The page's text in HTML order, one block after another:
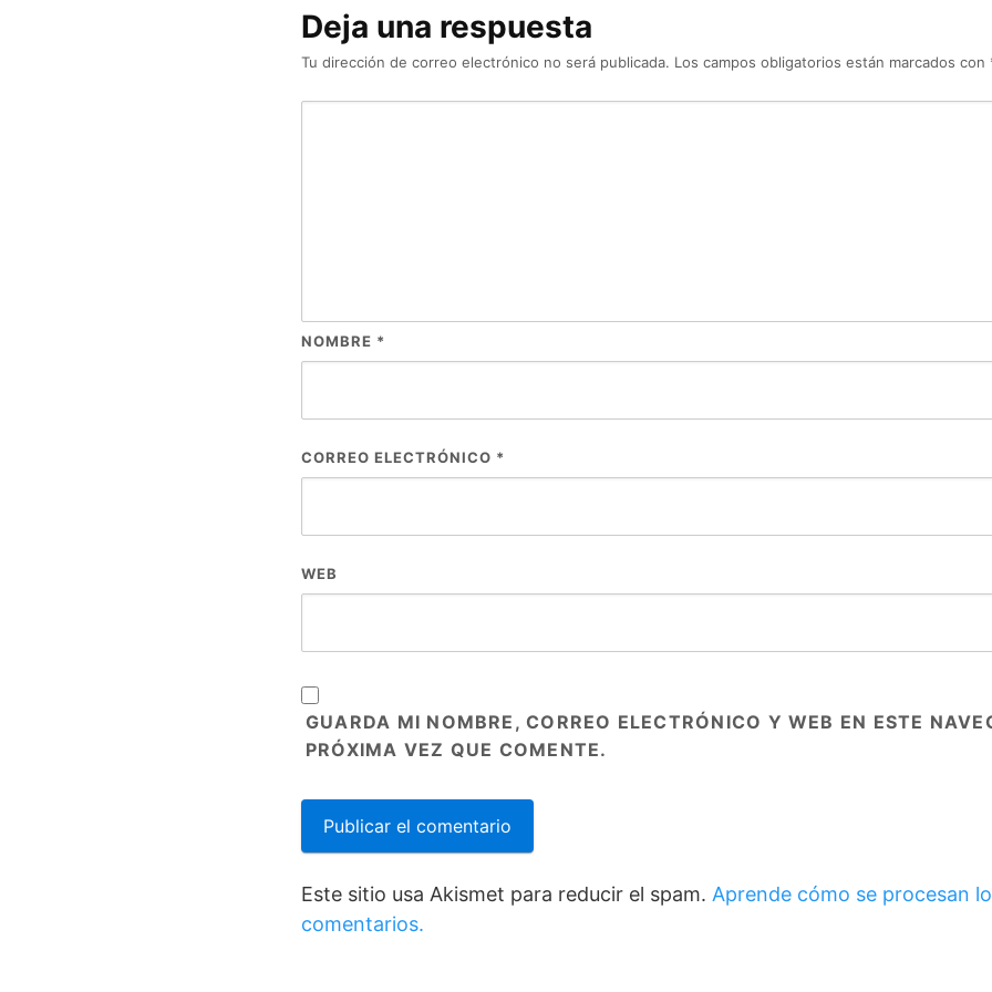
Deja una respuesta
Tu dirección de correo electrónico no será publicada. Los campos obligatorios están marcados con
NOMBRE *
CORREO ELECTRÓNICO *
WEB
GUARDA MI NOMBRE, CORREO ELECTRÓNICO Y WEB EN ESTE
PRÓXIMA VEZ QUE COMENTE.
Este sitio usa Akismet para reducir el spam. Aprende cómo se procesan
comentarios.